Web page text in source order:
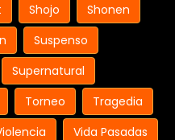
Shojo
Shonen
Suspenso
Supernatural
Torneo
Tragedia
Vida Pasadas